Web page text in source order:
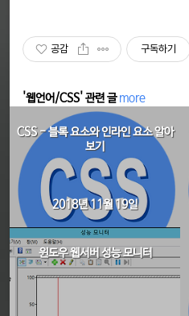
공감 구독하기
'웹언어/CSS' 관련 글 more
CSS - 블록 요소와 인라인 요소 알아
보기
2018년 11월 19일
윈도우 웹서버 성능 모니터